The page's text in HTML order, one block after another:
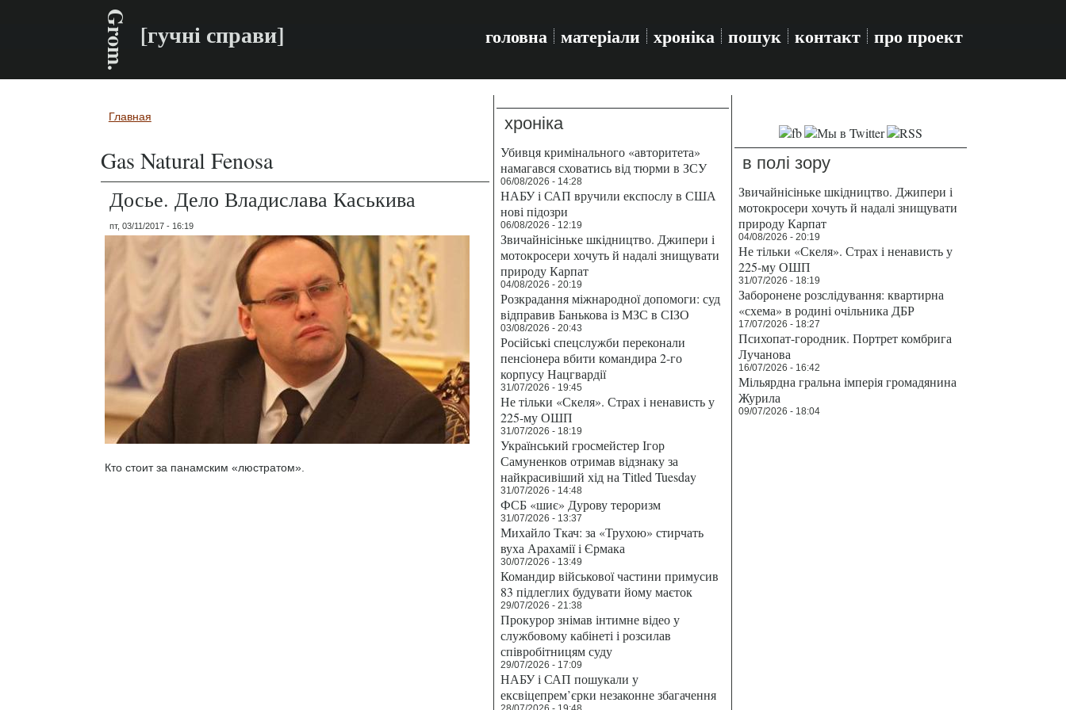
Grom. [гучні справи] головна матеріали хроніка пошук контакт про проект
Вы здесь
Главная
Gas Natural Fenosa
Досье. Дело Владислава Каськива
пт, 03/11/2017 - 16:19
Кто стоит за панамским «люстратом».
хроніка
Убивця кримінального «авторитета»
намагався сховатись від тюрми в ЗСУ
06/08/2026 - 14:28
НАБУ і САП вручили експослу в США
нові підозри
06/08/2026 - 12:19
Звичайнісіньке шкідництво. Джипери і
мотокросери хочуть й надалі знищувати
природу Карпат
04/08/2026 - 20:19
Розкрадання міжнародної допомоги: суд
відправив Банькова із МЗС в СІЗО
03/08/2026 - 20:43
Російські спецслужби переконали
пенсіонера вбити командира 2-го
корпусу Нацгвардії
31/07/2026 - 19:45
Не тільки «Скеля». Страх і ненависть у
225-му ОШП
31/07/2026 - 18:19
Український гросмейстер Ігор
Самуненков отримав відзнаку за
найкрасивіший хід на Titled Tuesday
31/07/2026 - 14:48
ФСБ «шиє» Дурову тероризм
31/07/2026 - 13:37
Михайло Ткач: за «Трухою» стирчать
вуха Арахамії і Єрмака
30/07/2026 - 13:49
Командир військової частини примусив
83 підлеглих будувати йому маєток
29/07/2026 - 21:38
Прокурор знімав інтимне відео у
службовому кабінеті і розсилав
співробітницям суду
29/07/2026 - 17:09
НАБУ і САП пошукали у
ексвіцепрем’єрки незаконне збагачення
в полі зору
Звичайнісіньке шкідництво. Джипери і
мотокросери хочуть й надалі знищувати
природу Карпат
04/08/2026 - 20:19
Не тільки «Скеля». Страх і ненависть у
225-му ОШП
31/07/2026 - 18:19
Заборонене розслідування: квартирна
«схема» в родині очільника ДБР
17/07/2026 - 18:27
Психопат-городник. Портрет комбрига
Лучанова
16/07/2026 - 16:42
Мільярдна гральна імперія громадянина
Журила
09/07/2026 - 18:04